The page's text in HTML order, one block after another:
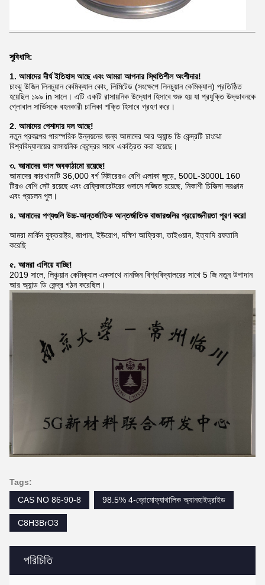
পরিচিতি
সুবিধাদি:
1. আমাদের দীর্ঘ ইতিহাস আছে এবং আমরা আপনার স্থিতিশীল অংশীদার!
চাংঝু উজিন লিনচুয়ান কেমিক্যাল কোং, লিমিটেড (সংক্ষেপে লিনচুয়ান কেমিক্যাল) প্রতিষ্ঠিত
হয়েছিল ১৯৯ in সালে। এটি একটি রাসায়নিক উদ্যোগ হিসাবে শুরু হয় যা প্রযুক্তি উদ্ভাবনকে
গ্লোবাল সার্ভিসকে বহনকারী চালিকা শক্তি হিসাবে গ্রহণ করে।
2. আমাদের পেশাদার দল আছে!
নতুন প্রকল্পের পারস্পরিক উন্নয়নের জন্য আমাদের আর অ্যান্ড ডি কেন্দ্রটি চাংঝো
বিশ্ববিদ্যালয়ের রাসায়নিক কেন্দ্রের সাথে একত্রিত করা হয়েছে।
৩. আমাদের ভাল অবকাঠামো রয়েছে!
আমাদের কারখানাটি 36,000 বর্গ মিটারেরও বেশি এলাকা জুড়ে, 500L-3000L 160
টিরও বেশি সেট রয়েছে এবং রেফ্রিজারেটরের গুদামে সজ্জিত রয়েছে, নিকাশী চিকিত্সা সরঞ্জাম
এবং প্রচলন পুল।
৪. আমাদের পণ্যগুলি উচ্চ-আন্তর্জাতিক আন্তর্জাতিক বাজারগুলির প্রয়োজনীয়তা পূরণ করে!
আমরা মার্কিন যুক্তরাষ্ট্র, জাপান, ইউরোপ, দক্ষিণ আফ্রিকা, তাইওয়ান, ইত্যাদি রফতানি
করেছি
৫. আমরা এগিয়ে যাচ্ছি!
2019 সালে, লিঞ্চুয়ান কেমিক্যাল একসাথে নানজিন বিশ্ববিদ্যালয়ের সাথে 5 জি নতুন উপাদান
আর অ্যান্ড ডি কেন্দ্র গঠন করেছিল।
Tags:
CAS NO 86-90-8
98.5% 4-ব্রোমোফ্যাথালিক অ্যানহাইড্রাইড
C8H3BrO3